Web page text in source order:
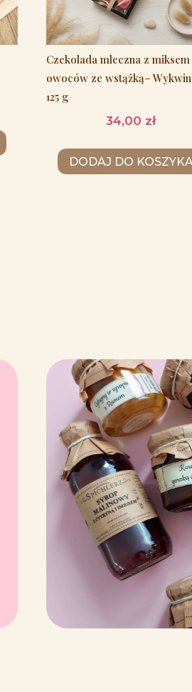
Czekolada mleczna z miksem
owoców ze wstążką–
125 g
34,00 zł
DODAJ DO KOSZYKA